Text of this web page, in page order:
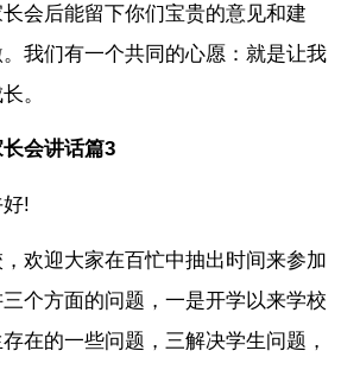
会后能留下你们宝贵的意见和建
我们有一个共同的心愿：就是让我
。
会讲话篇3
!
欢迎大家在百忙中抽出时间来参加
个方面的问题，一是开学以来学校
在的一些问题，三解决学生问题，